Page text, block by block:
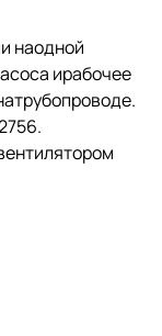
наодной
ирабочее